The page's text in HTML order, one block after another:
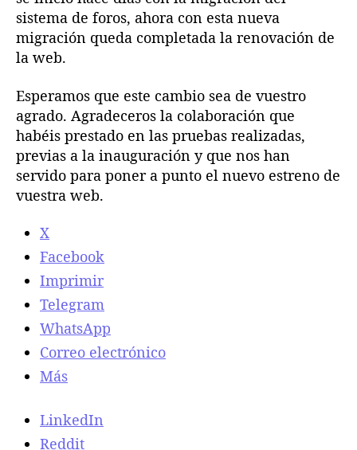
sistema de foros, ahora con esta nueva
migración queda completada la renovación de
la web.
Esperamos que este cambio sea de vuestro
agrado. Agradeceros la colaboración que
habéis prestado en las pruebas realizadas,
previas a la inauguración y que nos han
servido para poner a punto el nuevo estreno de
vuestra web.
X
Facebook
Imprimir
Telegram
WhatsApp
Correo electrónico
Más
LinkedIn
Reddit